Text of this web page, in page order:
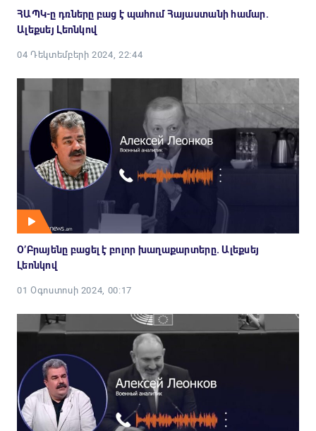
ՀԱՊԿ-ը դռները բաց է պահում Հայաստանի համար.
Ալեքսեյ Լեոնկով
04 Դեկտեմբերի 2024, 22:44
Օ’Բրայենը բացել է բոլոր խաղաքարտերը. Ալեքսեյ
Լեոնկով
01 Օգոստոսի 2024, 00:17